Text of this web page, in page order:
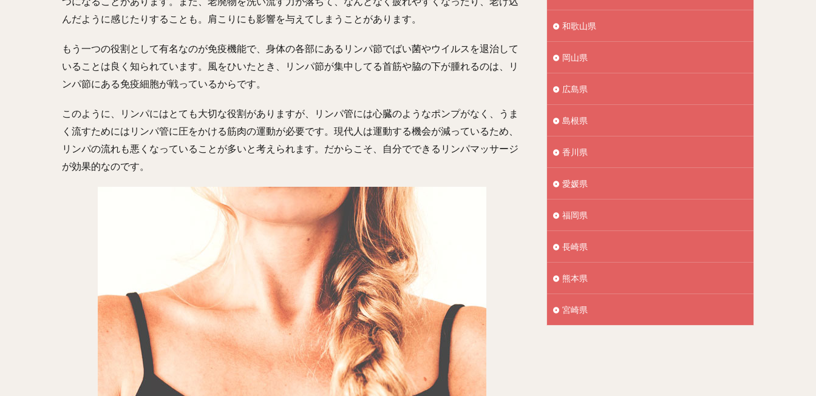
んだように感じたりすることも。肩こりにも影響を与えてしまうことがあります。
もう一つの役割として有名なのが免疫機能で、身体の各部にあるリンパ節でばい菌やウイルスを退治して
いることは良く知られています。風をひいたとき、リンパ節が集中してる首筋や脇の下が腫れるのは、リ
ンパ節にある免疫細胞が戦っているからです。
このように、リンパにはとても大切な役割がありますが、リンパ管には心臓のようなポンプがなく、うま
く流すためにはリンパ管に圧をかける筋肉の運動が必要です。現代人は運動する機会が減っているため、
リンパの流れも悪くなっていることが多いと考えられます。だからこそ、自分でできるリンパマッサージ
が効果的なのです。
和歌山県
岡山県
広島県
島根県
香川県
愛媛県
福岡県
長崎県
熊本県
宮崎県